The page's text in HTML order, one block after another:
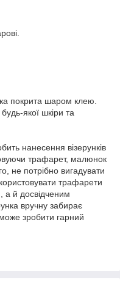
покрита шаром клею.
якої шкіри та
нанесення візерунків
трафарет, малюнок
не потрібно вигадувати
трафарети
а й досвідченим
вручну забирає
зробити гарний